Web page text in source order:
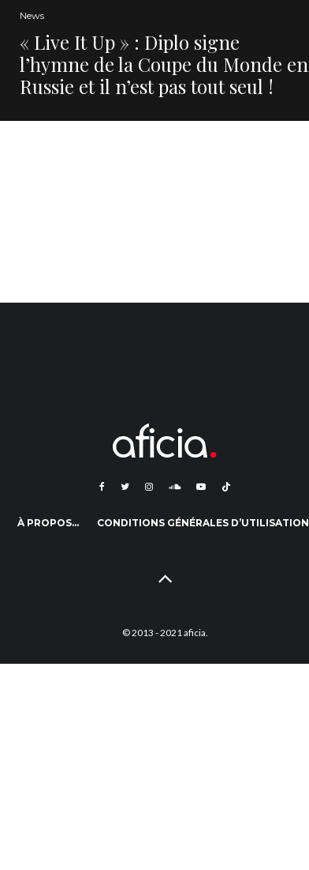
News
« Live It Up » : Diplo signe
l’hymne de la Coupe du Monde en
Russie et il n’est pas tout seul !
À PROPOS… CONDITIONS GÉNÉRALES D’UTILISATION
© 2013 - 2021 aficia.